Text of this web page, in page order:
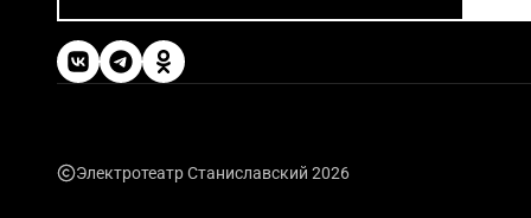
Электротеатр Станиславский 2026